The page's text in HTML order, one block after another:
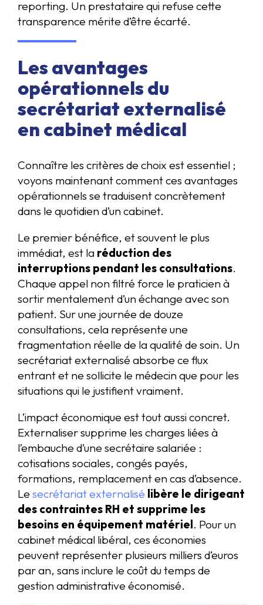
reporting. Un prestataire qui refuse cette
transparence mérite d’être écarté.
Les avantages
opérationnels du
secrétariat externalisé
en cabinet médical
Connaître les critères de choix est essentiel ;
voyons maintenant comment ces avantages
opérationnels se traduisent concrètement
dans le quotidien d’un cabinet.
Le premier bénéfice, et souvent le plus
immédiat, est la réduction des
interruptions pendant les consultations.
Chaque appel non filtré force le praticien à
sortir mentalement d’un échange avec son
patient. Sur une journée de douze
consultations, cela représente une
fragmentation réelle de la qualité de soin. Un
secrétariat externalisé absorbe ce flux
entrant et ne sollicite le médecin que pour les
situations qui le justifient vraiment.
L’impact économique est tout aussi concret.
Externaliser supprime les charges liées à
l’embauche d’une secrétaire salariée :
cotisations sociales, congés payés,
formations, remplacement en cas d’absence.
Le secrétariat externalisé libère le dirigeant
des contraintes RH et supprime les
besoins en équipement matériel . Pour un
cabinet médical libéral, ces économies
peuvent représenter plusieurs milliers d’euros
par an, sans inclure le coût du temps de
gestion administrative économisé.